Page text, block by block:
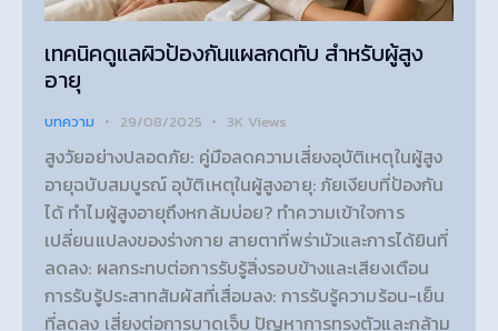
เทคนิคดูแลผิวป้องกันแผลกดทับ สำหรับผู้สูง
อายุ
บทความ 29/08/2025 3K Views
สูงวัยอย่างปลอดภัย: คู่มือลดความเสี่ยงอุบัติเหตุในผู้สูง
อายุฉบับสมบูรณ์ อุบัติเหตุในผู้สูงอายุ: ภัยเงียบที่ป้องกัน
ได้ ทำไมผู้สูงอายุถึงหกล้มบ่อย? ทำความเข้าใจการ
เปลี่ยนแปลงของร่างกาย สายตาที่พร่ามัวและการได้ยินที่
ลดลง: ผลกระทบต่อการรับรู้สิ่งรอบข้างและเสียงเตือน
การรับรู้ประสาทสัมผัสที่เสื่อมลง: การรับรู้ความร้อน-เย็น
ที่ลดลง เสี่ยงต่อการบาดเจ็บ ปัญหาการทรงตัวและกล้าม